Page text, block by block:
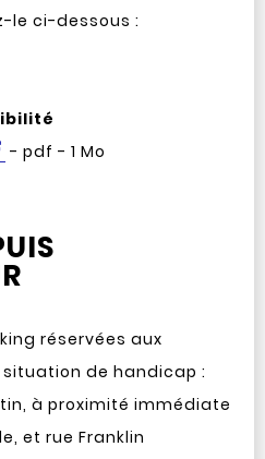
le ci-dessous :
- pdf - 1 Mo
réservées aux
de handicap :
à proximité immédiate
et rue Franklin